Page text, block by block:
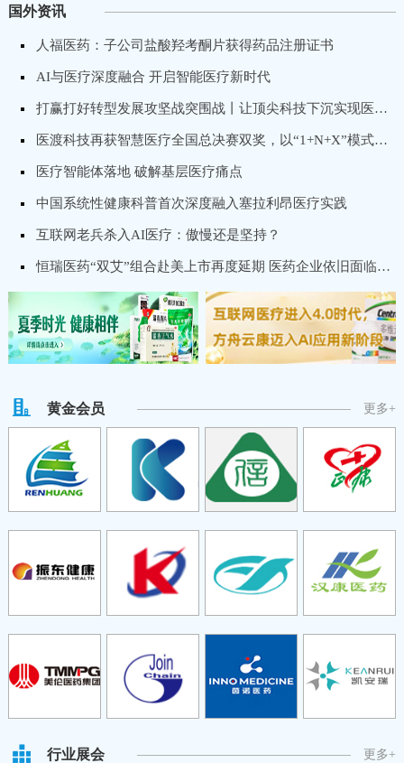
国外资讯
人福医药：子公司盐酸羟考酮片获得药品注册证书
AI与医疗深度融合 开启智能医疗新时代
打赢打好转型发展攻坚战突围战丨让顶尖科技下沉实现医疗普惠，卓昕医疗推进骨科手术机器人国产化进程
医渡科技再获智慧医疗全国总决赛双奖，以“1+N+X”模式打造专科医院数字化转型标杆
医疗智能体落地 破解基层医疗痛点
中国系统性健康科普首次深度融入塞拉利昂医疗实践
互联网老兵杀入AI医疗：傲慢还是坚持？
恒瑞医药“双艾”组合赴美上市再度延期 医药企业依旧面临出海“获批”难题
黄金会员 更多+
行业展会 更多+